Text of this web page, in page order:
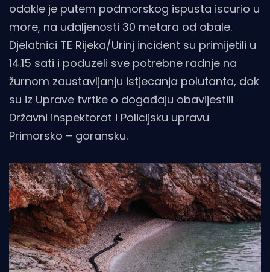
odakle je putem podmorskog ispusta iscurio u
more, na udaljenosti 30 metara od obale.
Djelatnici TE Rijeka/Urinj incident su primijetili u
14.15 sati i poduzeli sve potrebne radnje na
žurnom zaustavljanju istjecanja polutanta, dok
su iz Uprave tvrtke o događaju obavijestili
Državni inspektorat i Policijsku upravu
Primorsko – goransku.